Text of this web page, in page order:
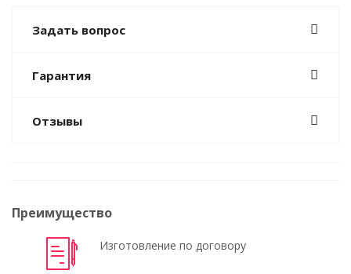
Задать вопрос
Гарантия
Отзывы
Преимущество
Изготовление по договору